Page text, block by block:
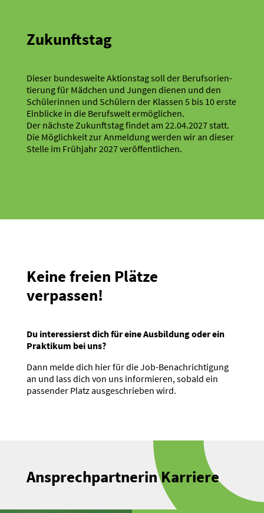
Zukunftstag
Dieser bundes­weite Aktionstag soll der Berufs­ori­en­
tierung für Mädchen und Jungen dienen und den
Schüle­rinnen und Schülern der Klassen 5 bis 10 erste
Einblicke in die Berufswelt ermög­lichen.
Der nächste Zukunftstag findet am 22.04.2027 statt.
Die Möglichkeit zur Anmeldung werden wir an dieser
Stelle im Frühjahr 2027 veröf­fent­lichen.
Keine freien Plätze
verpassen!
Du inter­es­sierst dich für eine Ausbildung oder ein
Praktikum bei uns?
Dann melde dich hier für die Job-Benach­rich­tigung
an und lass dich von uns infor­mieren, sobald ein
passender Platz ausge­schrieben wird.
Ansprech­part­nerin Karriere